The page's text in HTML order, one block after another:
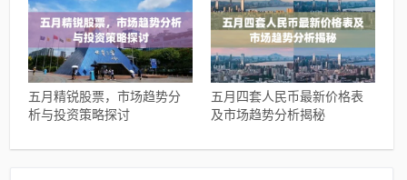
五月精锐股票，市场趋势分
析与投资策略探讨
五月四套人民币最新价格表
及市场趋势分析揭秘